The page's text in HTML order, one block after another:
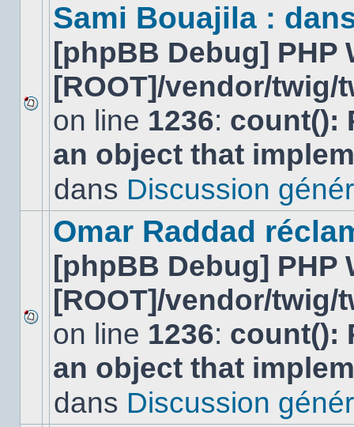
Aucun
nouveau
message
non-
dans
Sami Bouajila :
[phpBB Debug] PHP
[ROOT]/vendor/
on line 1236: count():
an object that
dans Discussion
Aucun
nouveau
message
non-
dans
Omar Raddad
[phpBB Debug] PHP
[ROOT]/vendor/
on line 1236: count():
an object that
dans Discussion